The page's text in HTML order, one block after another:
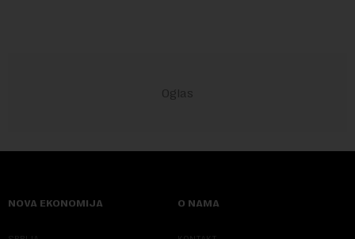
NOVA EKONOMIJA O NAMA